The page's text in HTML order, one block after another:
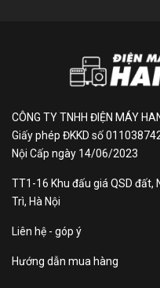
MÔ TẢ SẢN PHẨM
Tổng quan
Dàn lạnh:
thiết kế dạng hình chữ
nhựa cùng tông trắng
với nội thất trong nhà.
Dàn nóng:
CÔNG TY TNHH ĐIỆN MÁY
Giấy phép ĐKKD số
Nội Cấp ngày 14/06/2023
TT1-16 Khu đấu giá QSD đất,
Trì, Hà Nội
Liên hệ - góp ý
Hướng dẫn mua hàng